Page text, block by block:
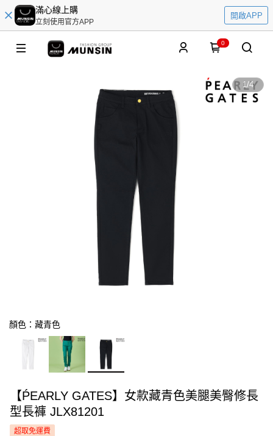
滿心線上購
立刻使用官方APP
開啟APP
0
1/4
顏色：藏青色
【ṔEARLY GATES】女款藏青色美腿美臀修長
型長褲 JLX81201
超取免運費